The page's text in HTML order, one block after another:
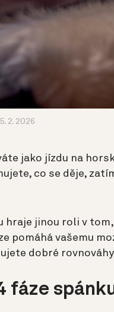
2. 2026
jako jízdu na
co se děje,
hraje jinou roli v
pomáhá vašemu
dobré
fáze